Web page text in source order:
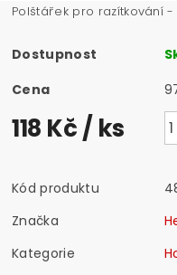
Polštářek pro razítkování
Dostupnost
Cena
118 Kč/ ks
Kód produktu
Značka
Kategorie